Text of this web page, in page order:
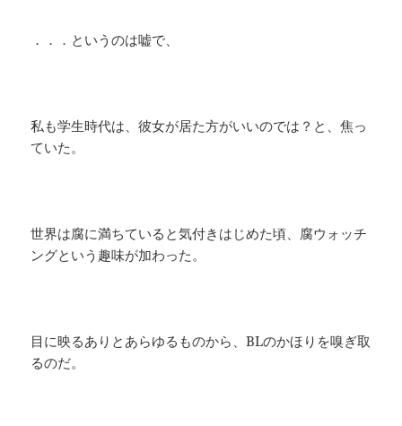
．．．というのは嘘で、
私も学生時代は、彼女が居た方がいいのでは？と、焦っ
ていた。
世界は腐に満ちていると気付きはじめた頃、腐ウォッチ
ングという趣味が加わった。
目に映るありとあらゆるものから、BLのかほりを嗅ぎ取
るのだ。